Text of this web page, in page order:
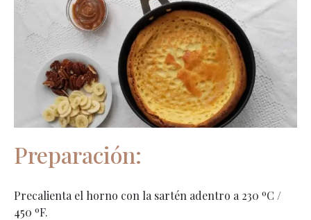
Preparación:
Precalienta el horno con la sartén adentro a 230 ºC /
450 ºF.